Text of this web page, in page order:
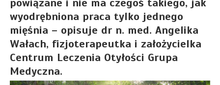
powiązane i nie ma czegoś takiego, jak
wyodrębniona praca tylko jednego
mięśnia – opisuje dr n. med. Angelika
Wałach, fizjoterapeutka i założycielka
Centrum Leczenia Otyłości Grupa
Medyczna.